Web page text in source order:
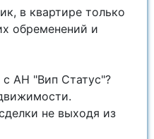
в квартире только
обременений и
АН "Вип Статус"?
не выходя из